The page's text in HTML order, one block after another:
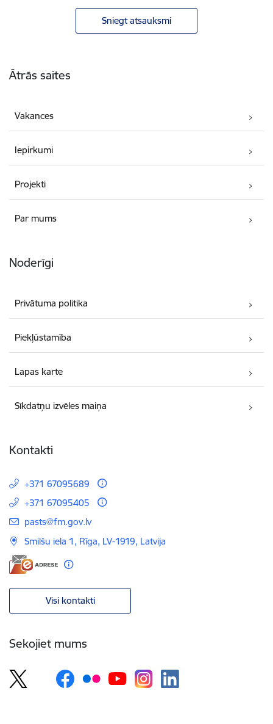
Sniegt atsauksmi
Ātrās saites
Vakances
Iepirkumi
Projekti
Par mums
Noderīgi
Privātuma politika
Piekļūstamība
Lapas karte
Sīkdatņu izvēles maiņa
Kontakti
+371 67095689
+371 67095405
E-pasts:
pasts@fm.gov.lv
Smilšu iela 1, Rīga, LV-1919, Latvija
Visi kontakti
Sekojiet mums